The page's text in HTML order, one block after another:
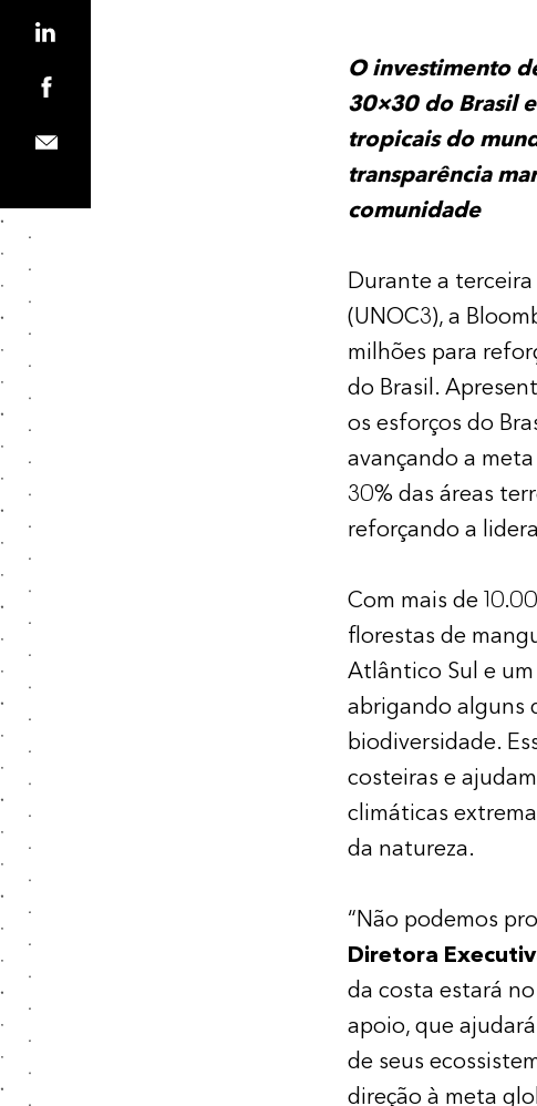
O investimento
30×30 do Brasil
tropicais do
transparência
comunidade
Durante a
(UNOC3), a
milhões para
do Brasil.
os esforços do
avançando a
30% das áreas
reforçando a
Com mais de
florestas de
Atlântico Sul e
abrigando alguns
biodiversidade.
costeiras e
climáticas
da natureza.
“Não podemos
Diretora
da costa estará
apoio, que
de seus
direção à meta